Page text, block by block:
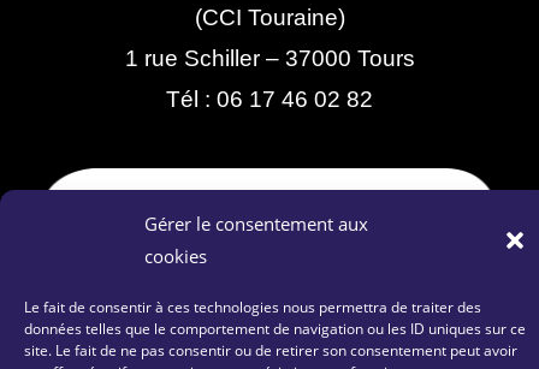
Gérer le consentement aux
cookies
Le fait de consentir à ces technologies nous permettra de traiter des
données telles que le comportement de navigation ou les ID uniques sur ce
site. Le fait de ne pas consentir ou de retirer son consentement peut avoir
(CCI Touraine)
1 rue Schiller – 37000 Tours
Tél : 06 17 46 02 82
Contactez-nous|Plan du site|Mentions Légales